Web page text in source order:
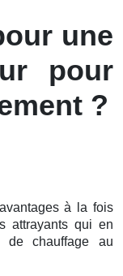
une
pour
?
à la fois
attrayants qui en
chauffage au